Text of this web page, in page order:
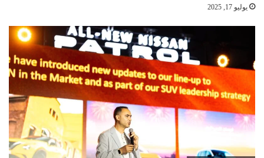
يوليو 17, 2025